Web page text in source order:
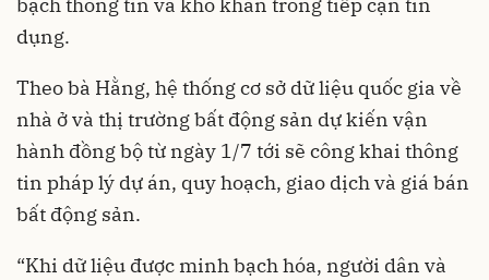
bạch thông tin và khó khăn trong tiếp cận tín
dụng.
Theo bà Hằng, hệ thống cơ sở dữ liệu quốc gia về
nhà ở và thị trường bất động sản dự kiến vận
hành đồng bộ từ ngày 1/7 tới sẽ công khai thông
tin pháp lý dự án, quy hoạch, giao dịch và giá bán
bất động sản.
“Khi dữ liệu được minh bạch hóa, người dân và